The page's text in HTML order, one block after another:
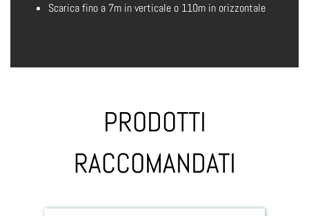
Scarica fino a 7m in verticale o 110m in orizzontale
PRODOTTI
RACCOMANDATI